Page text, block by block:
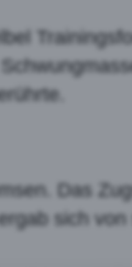
Das
sich von